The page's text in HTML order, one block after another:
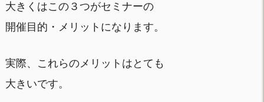
大きくはこの３つがセミナーの
開催目的・メリットになります。
実際、これらのメリットはとても
大きいです。